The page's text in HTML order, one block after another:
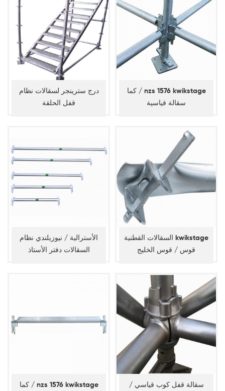
درج سترينجر لسقالات نظام
قفل الحلقة
كما / nzs 1576 kwikstage
سقالة قياسية
الأسترالية / نيوزيلندي نظام
السقالات دفتر الأستاذ
السقالات القطنية kwikstage
قوس / قوس الخليج
كما / nzs 1576 kwikstage سقالة قفل كوب قياسي /